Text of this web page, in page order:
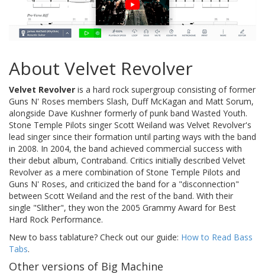
About Velvet Revolver
Velvet Revolver is a hard rock supergroup consisting of former
Guns N' Roses members Slash, Duff McKagan and Matt Sorum,
alongside Dave Kushner formerly of punk band Wasted Youth.
Stone Temple Pilots singer Scott Weiland was Velvet Revolver's
lead singer since their formation until parting ways with the band
in 2008. In 2004, the band achieved commercial success with
their debut album, Contraband. Critics initially described Velvet
Revolver as a mere combination of Stone Temple Pilots and
Guns N' Roses, and criticized the band for a "disconnection"
between Scott Weiland and the rest of the band. With their
single "Slither", they won the 2005 Grammy Award for Best
Hard Rock Performance.
New to bass tablature? Check out our guide: How to Read Bass
Tabs.
Other versions of Big Machine